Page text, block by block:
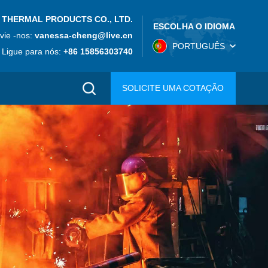
PRODUCTS CO., LTD.
-nos: vanessa-cheng@live.cn
Ligue para nós: +86 15856303740
ESCOLHA O IDIOMA
PORTUGUÊS
SOLICITE UMA COTAÇÃO